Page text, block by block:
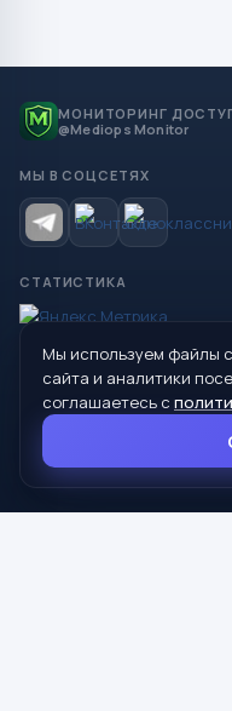
МОНИТОРИНГ
@Mediops Monitor
МЫ В СОЦСЕТЯХ
СТАТИСТИКА
© 2026 Управление
Сухой Лог
624800, Свердловская
8 (34373) 4-33-85
Мы используем файлы
сайта и аналитики
соглашаетесь с